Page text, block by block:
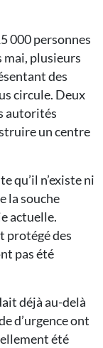
000 personnes
plusieurs
des
circule. Deux
autorités
un centre
qu’il n’existe ni
la souche
actuelle.
protégé des
pas été
déjà au-delà
d’urgence ont
été